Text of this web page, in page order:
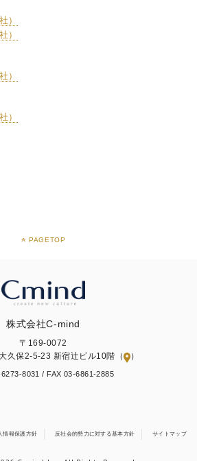
）
）
）
）
PAGETOP
株式会社C-mind
〒169-0072
久保2-5-23 新宿辻ビル10階（
）
8031 / FAX 03-6861-2885
情報保護方針 反社会的勢力に対する基本方針 サイトマップ